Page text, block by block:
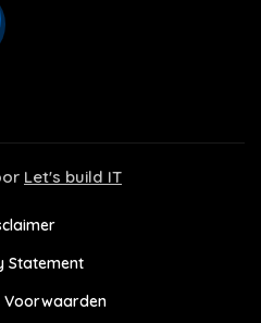
Let's build IT
Statement
Voorwaarden